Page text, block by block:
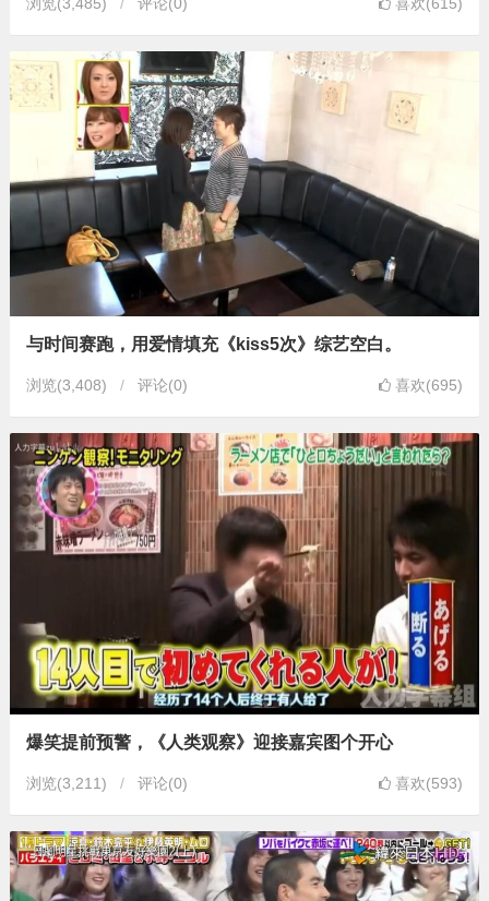
与时间赛跑，用爱情填充《kiss5次》综艺空白。
浏览(3,408) 评论(0) 喜欢(695)
爆笑提前预警，《人类观察》迎接嘉宾图个开心
浏览(3,211) 评论(0) 喜欢(593)